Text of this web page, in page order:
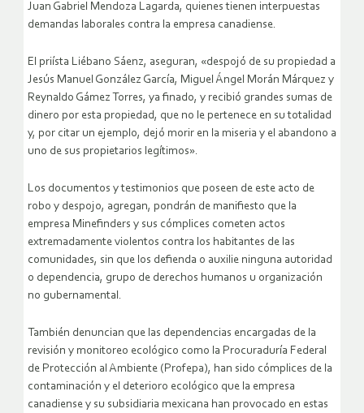
Juan Gabriel Mendoza Lagarda, quienes tienen interpuestas
demandas laborales contra la empresa canadiense.
El priísta Liébano Sáenz, aseguran, «despojó de su propiedad a
Jesús Manuel González García, Miguel Ángel Morán Márquez y
Reynaldo Gámez Torres, ya finado, y recibió grandes sumas de
dinero por esta propiedad, que no le pertenece en su totalidad
y, por citar un ejemplo, dejó morir en la miseria y el abandono a
uno de sus propietarios legítimos».
Los documentos y testimonios que poseen de este acto de
robo y despojo, agregan, pondrán de manifiesto que la
empresa Minefinders y sus cómplices cometen actos
extremadamente violentos contra los habitantes de las
comunidades, sin que los defienda o auxilie ninguna autoridad
o dependencia, grupo de derechos humanos u organización
no gubernamental.
También denuncian que las dependencias encargadas de la
revisión y monitoreo ecológico como la Procuraduría Federal
de Protección al Ambiente (Profepa), han sido cómplices de la
contaminación y el deterioro ecológico que la empresa
canadiense y su subsidiaria mexicana han provocado en estas